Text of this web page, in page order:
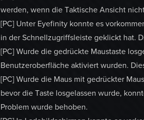
werden, wenn die Taktische Ansicht
[PC] Unter Eyefinity konnte es
in der Schnellzugriffsleiste geklickt hat.
[PC] Wurde die gedrückte Maustaste
Benutzeroberfläche aktiviert wurden.
[PC] Wurde die Maus mit gedrückter
bevor die Taste losgelassen wurde,
Problem wurde behoben.